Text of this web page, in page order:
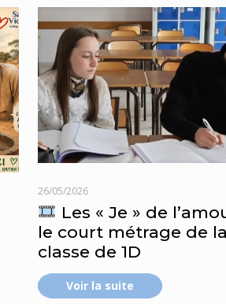
26/05/2026
Les « Je » de
le court métrage de la
classe de 1D
Voir la suite